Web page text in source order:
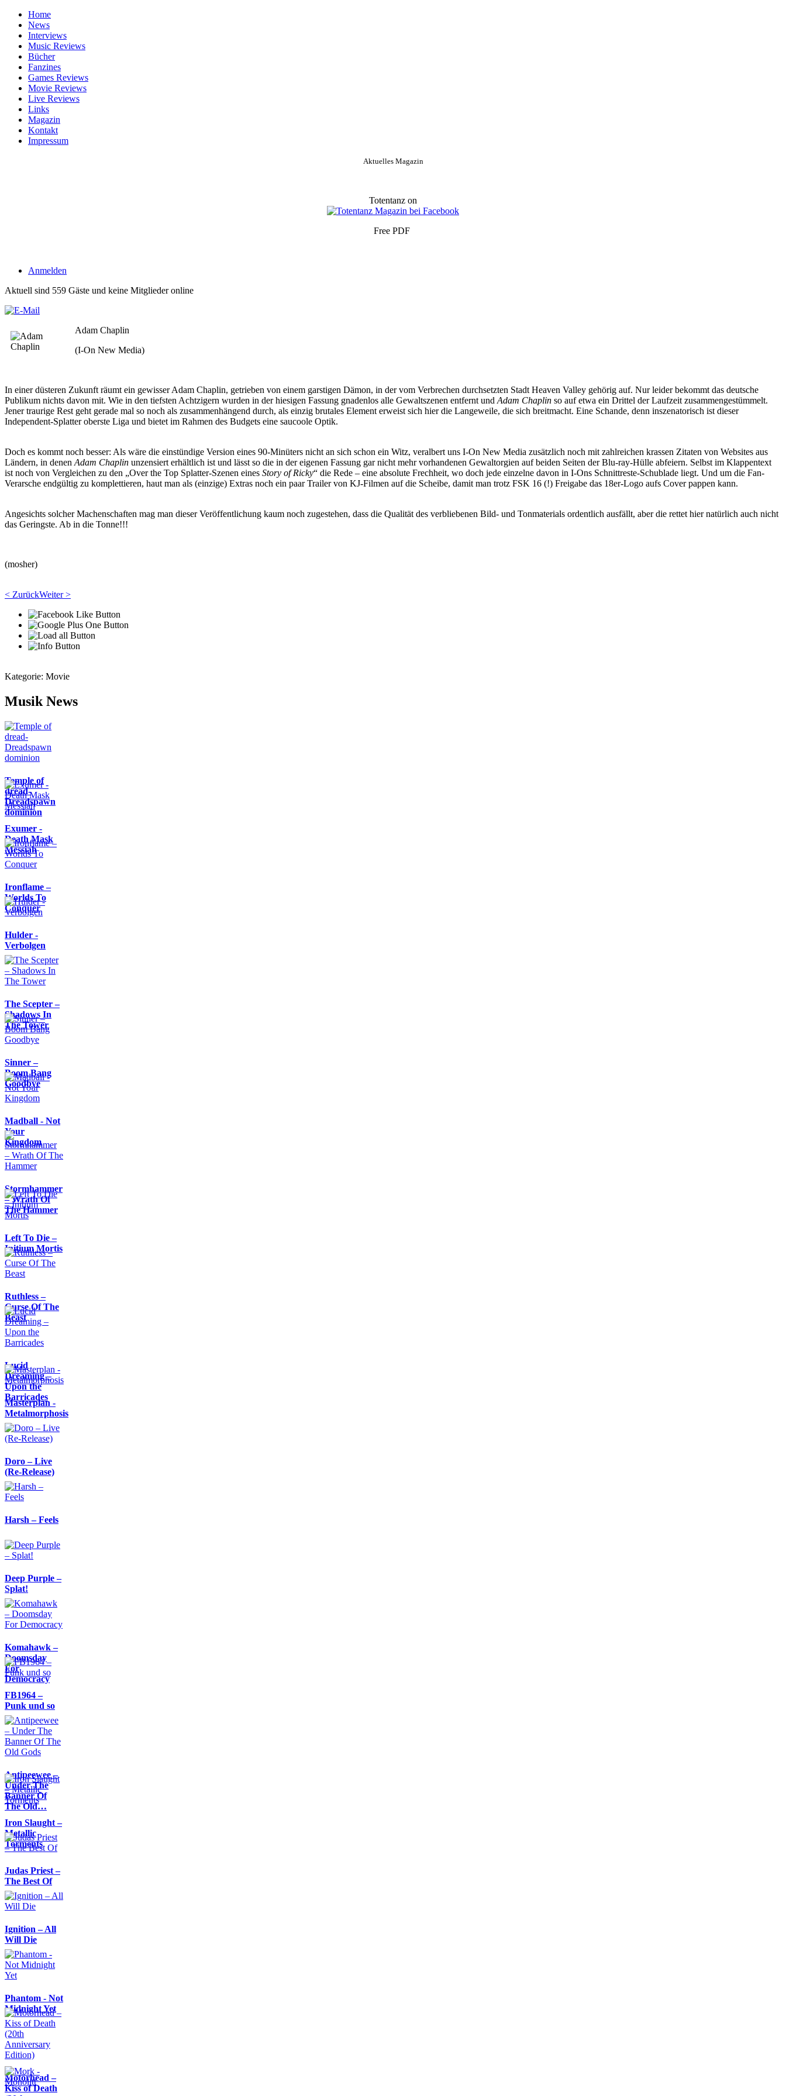
Home
News
Interviews
Music Reviews
Bücher
Fanzines
Games Reviews
Movie Reviews
Live Reviews
Links
Magazin
Kontakt
Impressum
Aktuelles Magazin
Totentanz on
Free PDF
Anmelden
Aktuell sind 559 Gäste und keine Mitglieder online
Adam Chaplin
(I-On New Media)
In einer düsteren Zukunft räumt ein gewisser Adam Chaplin, getrieben von einem garstigen Dämon, in der vom Verbrechen durchsetzten Stadt Heaven Valley gehörig auf. Nur leider bekommt das deutsche
Publikum nichts davon mit. Wie in den tiefsten Achtzigern wurden in der hiesigen Fassung gnadenlos alle Gewaltszenen entfernt und Adam Chaplin so auf etwa ein Drittel der Laufzeit zusammengestümmelt.
Jener traurige Rest geht gerade mal so noch als zusammenhängend durch, als einzig brutales Element erweist sich hier die Langeweile, die sich breitmacht. Eine Schande, denn inszenatorisch ist dieser
Independent-Splatter oberste Liga und bietet im Rahmen des Budgets eine saucoole Optik.
Doch es kommt noch besser: Als wäre die einstündige Version eines 90-Minüters nicht an sich schon ein Witz, veralbert uns I-On New Media zusätzlich noch mit zahlreichen krassen Zitaten von Websites aus
Ländern, in denen Adam Chaplin unzensiert erhältlich ist und lässt so die in der eigenen Fassung gar nicht mehr vorhandenen Gewaltorgien auf beiden Seiten der Blu-ray-Hülle abfeiern. Selbst im Klappentext
ist noch von Vergleichen zu den „Over the Top Splatter-Szenen eines Story of Ricky“ die Rede – eine absolute Frechheit, wo doch jede einzelne davon in I-Ons Schnittreste-Schublade liegt. Und um die Fan-
Verarsche endgültig zu komplettieren, haut man als (einzige) Extras noch ein paar Trailer von KJ-Filmen auf die Scheibe, damit man trotz FSK 16 (!) Freigabe das 18er-Logo aufs Cover pappen kann.
Angesichts solcher Machenschaften mag man dieser Veröffentlichung kaum noch zugestehen, dass die Qualität des verbliebenen Bild- und Tonmaterials ordentlich ausfällt, aber die rettet hier natürlich auch nicht
das Geringste. Ab in die Tonne!!!
(mosher)
< ZurückWeiter >
Kategorie: Movie
Musik News
Temple of
dread-
Dreadspawn
dominion
Exumer -
Death Mask
Messiah
Ironflame –
Worlds To
Conquer
Hulder -
Verbolgen
The Scepter –
Shadows In
The Tower
Sinner –
Boom Bang
Goodbye
Madball - Not
Your
Kingdom
Stormhammer
– Wrath Of
The Hammer
Left To Die –
Initium Mortis
Ruthless –
Curse Of The
Beast
Lucid
Dreaming –
Upon the
Barricades
Masterplan -
Metalmorphosis
Doro – Live
(Re-Release)
Harsh – Feels
Deep Purple –
Splat!
Komahawk –
Doomsday
For
Democracy
FB1964 –
Punk und so
Antipeewee –
Under The
Banner Of
The Old…
Iron Slaught –
Metallic
Torments
Judas Priest –
The Best Of
Ignition – All
Will Die
Phantom - Not
Midnight Yet
Motörhead –
Kiss of Death